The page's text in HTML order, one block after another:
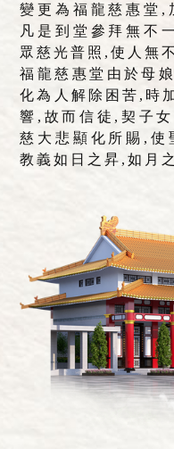
變更為福龍慈惠堂,
凡是到堂參拜無不
眾慈光普照,使人無
福龍慈惠堂由於母
化為人解除困苦,時
響,故而信徒,契子
慈大悲顯化所賜,使
教義如日之昇,如月